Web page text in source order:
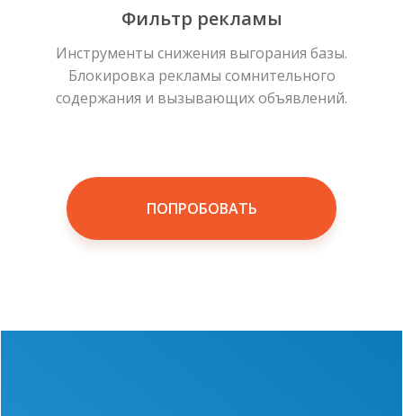
Фильтр рекламы
Инструменты снижения выгорания базы.
Блокировка рекламы сомнительного
содержания и вызывающих объявлений.
ПОПРОБОВАТЬ